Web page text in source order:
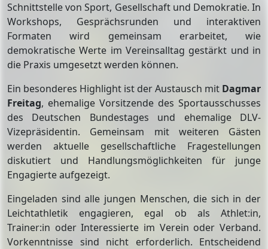
Schnittstelle von Sport, Gesellschaft und Demokratie. In
Workshops, Gesprächsrunden und interaktiven
Formaten wird gemeinsam erarbeitet, wie
demokratische Werte im Vereinsalltag gestärkt und in
die Praxis umgesetzt werden können.
Ein besonderes Highlight ist der Austausch mit Dagmar
Freitag, ehemalige Vorsitzende des Sportausschusses
des Deutschen Bundestages und ehemalige DLV-
Vizepräsidentin. Gemeinsam mit weiteren Gästen
werden aktuelle gesellschaftliche Fragestellungen
diskutiert und Handlungsmöglichkeiten für junge
Engagierte aufgezeigt.
Eingeladen sind alle jungen Menschen, die sich in der
Leichtathletik engagieren, egal ob als Athlet:in,
Trainer:in oder Interessierte im Verein oder Verband.
Vorkenntnisse sind nicht erforderlich. Entscheidend